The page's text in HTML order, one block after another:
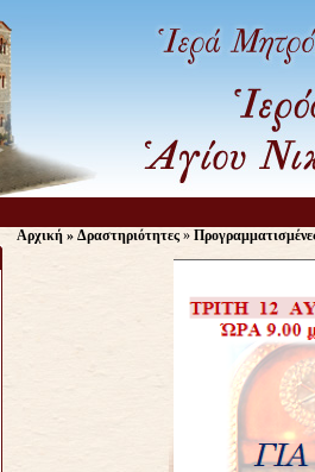
Αρχική » Δραστηριότητες »